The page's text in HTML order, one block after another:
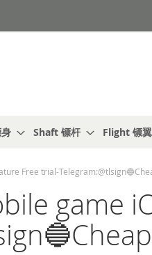
Shaft 镖杆 Flight 镖翼
Free trial-
game